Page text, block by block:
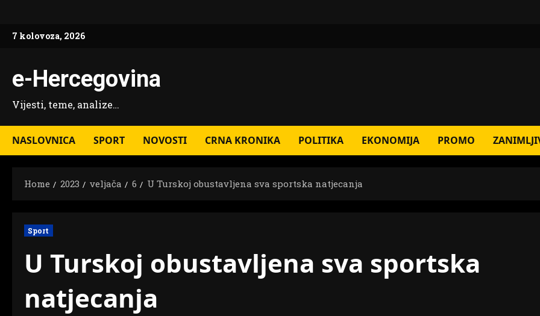
content
7 kolovoza, 2026
e-Hercegovina
Vijesti, teme, analize…
NASLOVNICA SPORT NOVOSTI CRNA KRONIKA POLITIKA EKONOMIJA PROMO
Home 2023 veljača 6 U Turskoj obustavljena sva sportska natjecanja
Sport
U Turskoj obustavljena sva sportska
natjecanja